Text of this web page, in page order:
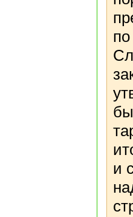
и